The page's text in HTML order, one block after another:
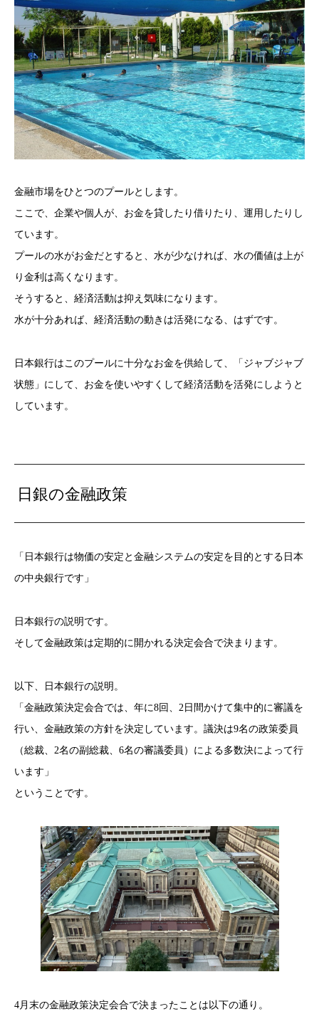
金融市場をひとつのプールとします。
ここで、企業や個人が、お金を貸したり借りたり、運用したりし
ています。
プールの水がお金だとすると、水が少なければ、水の価値は上が
り金利は高くなります。
そうすると、経済活動は抑え気味になります。
水が十分あれば、経済活動の動きは活発になる、はずです。
日本銀行はこのプールに十分なお金を供給して、「ジャブジャブ
状態」にして、お金を使いやすくして経済活動を活発にしようと
しています。
日銀の金融政策
「日本銀行は物価の安定と金融システムの安定を目的とする日本
の中央銀行です」
日本銀行の説明です。
そして金融政策は定期的に開かれる決定会合で決まります。
以下、日本銀行の説明。
「金融政策決定会合では、年に8回、2日間かけて集中的に審議を
行い、金融政策の方針を決定しています。議決は9名の政策委員
（総裁、2名の副総裁、6名の審議委員）による多数決によって行
います」
ということです。
4月末の金融政策決定会合で決まったことは以下の通り。